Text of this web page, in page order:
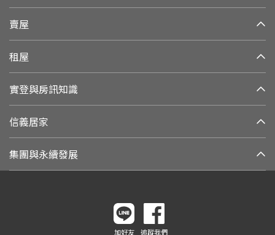
賣屋
租屋
實登與房訊知識
信義居家
集團與永續發展
加好友 追蹤我們